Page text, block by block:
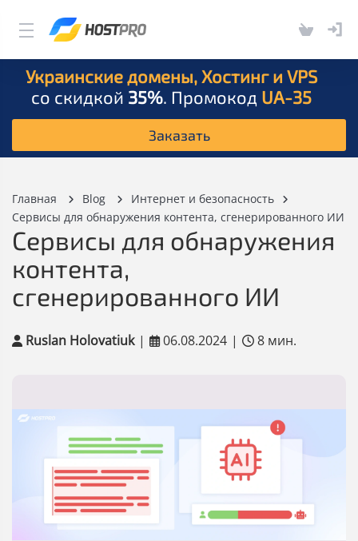
Украинские домены, Хостинг и VPS
со скидкой 35%. Промокод UA-35
Заказать
Главная Blog
Интернет и безопасность
Сервисы для обнаружения контента, сгенерированного ИИ
Сервисы для обнаружения
контента,
сгенерированного ИИ
Ruslan Holovatiuk | 06.08.2024 | 8 мин.